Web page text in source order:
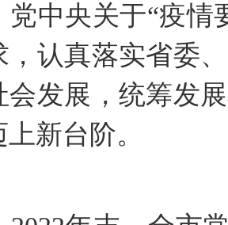
党中央关于“疫情
，认真落实省委
会发展，统筹发
新台阶。